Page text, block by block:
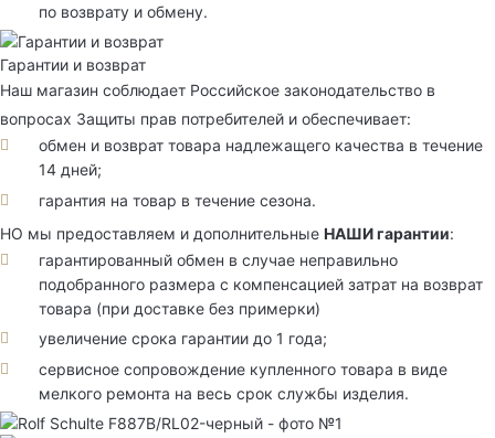
по возврату и обмену.
Гарантии и возврат
Наш магазин соблюдает Российское законодательство в
вопросах Защиты прав потребителей и обеспечивает:
обмен и возврат товара надлежащего качества в течение
14 дней;
гарантия на товар в течение сезона.
НО мы предоставляем и дополнительные НАШИ гарантии:
гарантированный обмен в случае неправильно
подобранного размера с компенсацией затрат на возврат
товара (при доставке без примерки)
увеличение срока гарантии до 1 года;
сервисное сопровождение купленного товара в виде
мелкого ремонта на весь срок службы изделия.